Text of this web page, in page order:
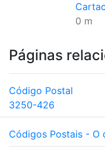
0 m
Páginas
Código Postal
3250-426
Códigos Postais - O